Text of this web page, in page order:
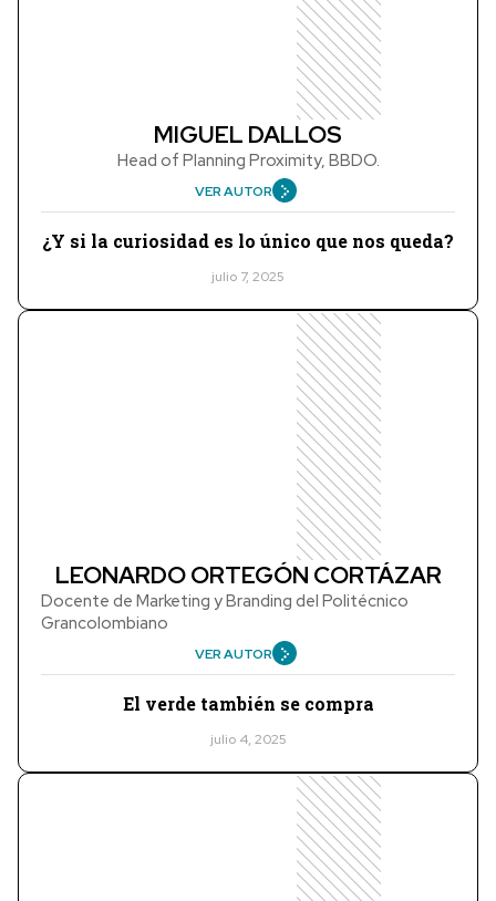
MIGUEL DALLOS
Head of Planning Proximity, BBDO.
VER AUTOR
¿Y si la curiosidad es lo único que nos queda?
julio 7, 2025
LEONARDO ORTEGÓN CORTÁZAR
Docente de Marketing y Branding del Politécnico
Grancolombiano
VER AUTOR
El verde también se compra
julio 4, 2025